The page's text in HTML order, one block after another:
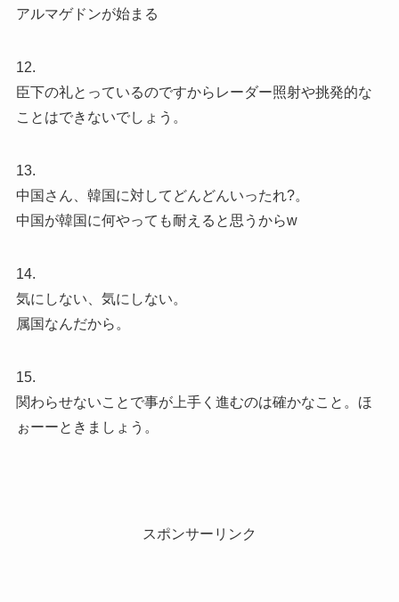
アルマゲドンが始まる
12.
臣下の礼とっているのですからレーダー照射や挑発的な
ことはできないでしょう。
13.
中国さん、韓国に対してどんどんいったれ?。
中国が韓国に何やっても耐えると思うからw
14.
気にしない、気にしない。
属国なんだから。
15.
関わらせないことで事が上手く進むのは確かなこと。ほ
ぉーーときましょう。
スポンサーリンク